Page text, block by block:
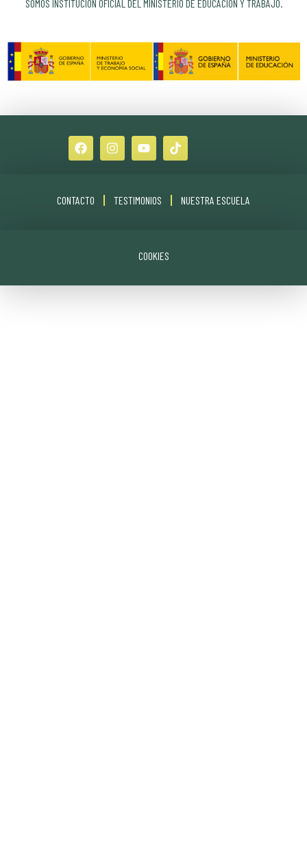
SOMOS INSTITUCIÓN OFICIAL DEL MINISTERIO DE EDUCACIÓN Y TRABAJO.
CONTACTO TESTIMONIOS NUESTRA ESCUELA
COOKIES